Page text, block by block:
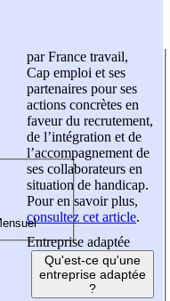
par France travail,
Cap emploi et ses
partenaires pour ses
actions concrètes en
faveur du recrutement,
de l’intégration et de
l’accompagnement de
ses collaborateurs en
situation de handicap.
Pour en savoir plus,
consultez cet article.
Entreprise adaptée
Qu'est-ce qu'une
entreprise adaptée
?